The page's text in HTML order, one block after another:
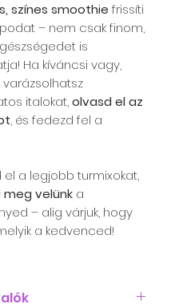
színes smoothie frissíti
– nem csak finom,
is
Ha kíváncsi vagy,
italokat,olvasd el az
, és fedezd fel a
el a legjobb turmixokat,
meg velünk a
– alig várjuk, hogy
a kedvenced!